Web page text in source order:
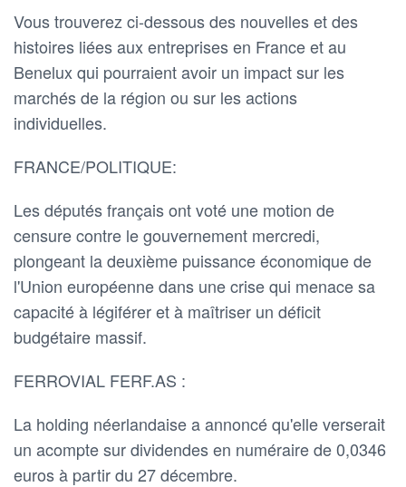
Vous trouverez ci-dessous des nouvelles et des
histoires liées aux entreprises en France et au
Benelux qui pourraient avoir un impact sur les
marchés de la région ou sur les actions
individuelles.
FRANCE/POLITIQUE:
Les députés français ont voté une motion de
censure contre le gouvernement mercredi,
plongeant la deuxième puissance économique de
l'Union européenne dans une crise qui menace sa
capacité à légiférer et à maîtriser un déficit
budgétaire massif.
FERROVIAL FERF.AS :
La holding néerlandaise a annoncé qu'elle verserait
un acompte sur dividendes en numéraire de 0,0346
euros à partir du 27 décembre.